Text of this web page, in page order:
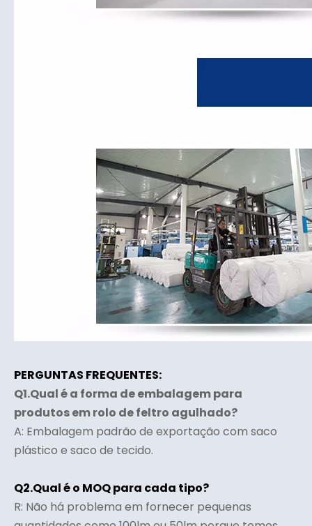
PERGUNTAS FREQUENTES:
Q1.Qual é a forma de embalagem para
produtos em rolo de feltro agulhado?
A: Embalagem padrão de exportação com saco
plástico e saco de tecido.
Q2.Qual é o MOQ para cada tipo?
R: Não há problema em fornecer pequenas